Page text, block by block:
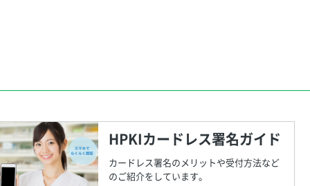
HPKIカードレス署名ガイド
カードレス署名のメリットや受付方法など
のご紹介をしています。